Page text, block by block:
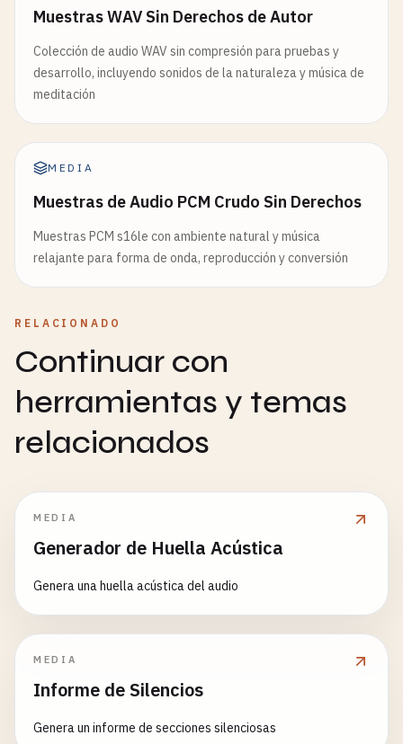
Muestras WAV Sin Derechos de Autor
Colección de audio WAV sin compresión para pruebas y
desarrollo, incluyendo sonidos de la naturaleza y música de
meditación
MEDIA
Muestras de Audio PCM Crudo Sin Derechos
Muestras PCM s16le con ambiente natural y música
relajante para forma de onda, reproducción y conversión
RELACIONADO
Continuar con
herramientas y temas
relacionados
MEDIA
Generador de Huella Acústica
Genera una huella acústica del audio
MEDIA
Informe de Silencios
Genera un informe de secciones silenciosas